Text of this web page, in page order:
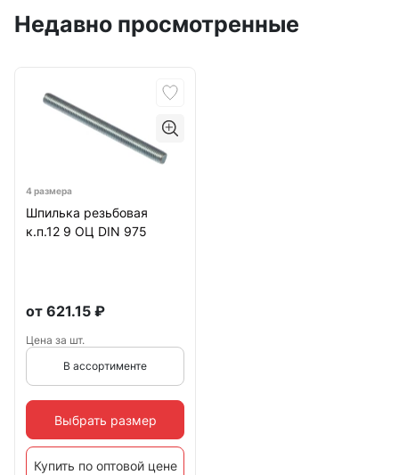
Недавно просмотренные
4 размера
Шпилька резьбовая
к.п.12 9 ОЦ DIN 975
от 621.15 ₽
Цена за шт.
В ассортименте
Выбрать размер
Купить по оптовой цене